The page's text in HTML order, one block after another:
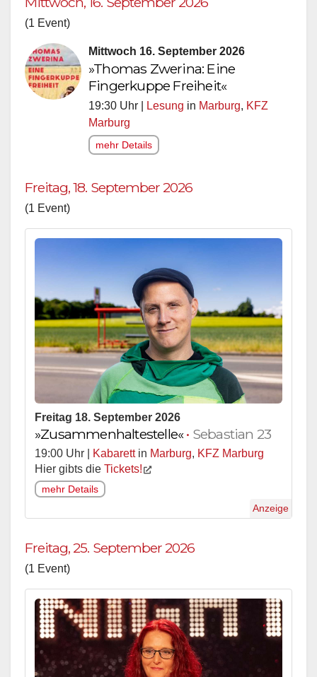
(1 Event)
Mittwoch 16. September 2026
»Thomas Zwerina: Eine
Fingerkuppe Freiheit«
19:30 Uhr | Lesung in Marburg, KFZ
Marburg
mehr Details
Freitag, 18. September 2026
(1 Event)
Freitag 18. September 2026
»Zusammenhaltestelle«• Sebastian 23
19:00 Uhr | Kabarettin Marburg, KFZ Marburg
Hier gibts die Tickets!
mehr Details
Anzeige
Freitag, 25. September 2026
(1 Event)